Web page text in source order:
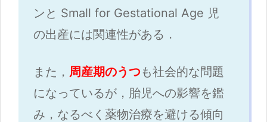
ンと Small for Gestational Age 児
の出産には関連性がある．
また， 周産期のうつも社会的な問題
になっているが，胎児への影響を鑑
み，なるべく薬物治療を避ける傾向